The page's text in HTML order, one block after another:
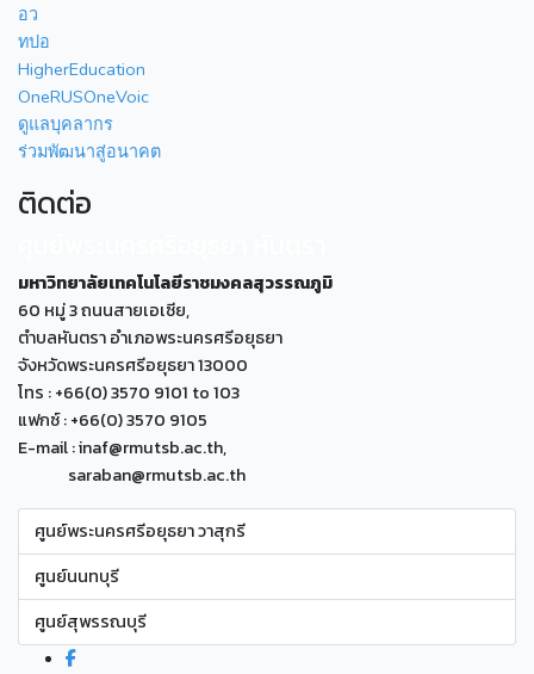
อว
ทปอ
HigherEducation
OneRUSOneVoic
ดูแลบุคลากร
ร่วมพัฒนาสู่อนาคต
ติดต่อ
มหาวิทยาลัยเทคโนโลยีราชมงคลสุวรรณภูมิ
60 หมู่ 3 ถนนสายเอเซีย,
ตำบลหันตรา อำเภอพระนครศรีอยุธยา
จังหวัดพระนครศรีอยุธยา 13000
โทร : +66(0) 3570 9101 to 103
แฟกซ์ : +66(0) 3570 9105
E-mail : inaf@rmutsb.ac.th,
saraban@rmutsb.ac.th
ศูนย์พระนครศรีอยุธยา วาสุกรี
ศูนย์นนทบุรี
ศูนย์สุพรรณบุรี